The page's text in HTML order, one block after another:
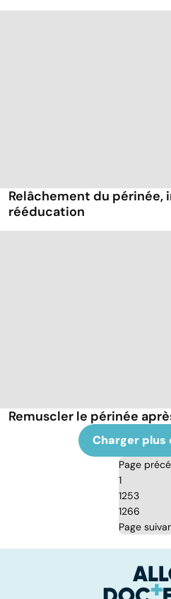
Relâchement du
rééducation
Remuscler le périnée
Charger plus
Page
1
1253
1266
Page